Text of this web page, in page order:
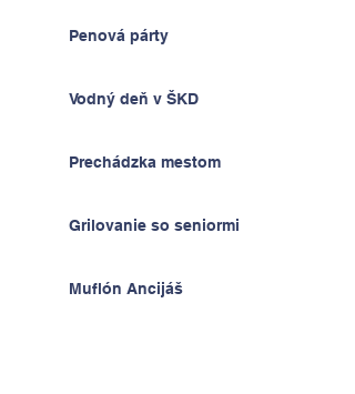
Penová párty
Vodný deň v ŠKD
Prechádzka mestom
Grilovanie so seniormi
Muflón Ancijáš